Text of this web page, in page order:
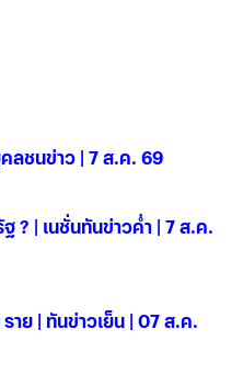
ลชนข่าว | 7 ส.ค. 69
? | เนชั่นทันข่าวค่ำ | 7 ส.ค.
าย | ทันข่าวเย็น | 07 ส.ค.